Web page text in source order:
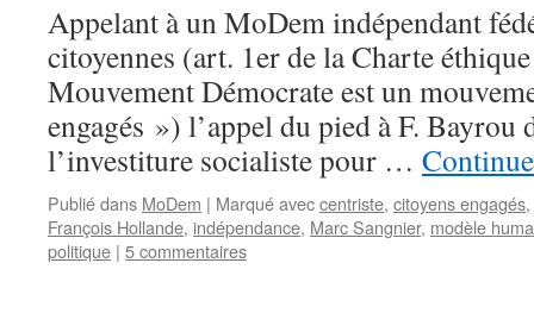
Appelant à un MoDem indépendant
citoyennes (art. 1er de la Charte
Mouvement Démocrate est un
engagés ») l’appel du pied à F. Bayrou
l’investiture socialiste pour …
Publié dans MoDem | Marqué aveccentriste, citoyens engagés,
François Hollande, indépendance, Marc Sangnier, modèle
politique | 5 commentaires